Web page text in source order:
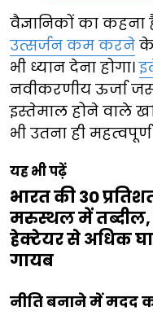
वैज्ञानिकों का कहना
उत्सर्जन कम करने के
भी ध्यान देना होगा।
नवीकरणीय ऊर्जा
इस्तेमाल होने वाले
भी उतना ही महत्वपूर्ण
यह भी पढ़ें
भारत की 30
मरुस्थल में
हेक्टेयर से अधिक
गायब
नीति बनाने में मदद